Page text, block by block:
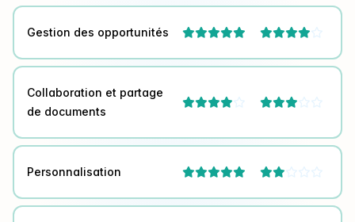
Gestion des opportunités  
Collaboration et partage
de documents
 
Personnalisation  